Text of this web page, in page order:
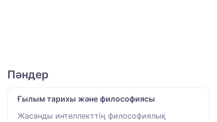
Пәндер
Ғылым тарихы және философиясы
Жасанды интеллекттің философиялық